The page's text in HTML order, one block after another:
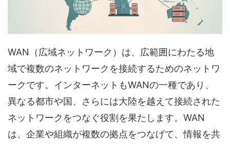
WAN（広域ネットワーク）は、広範囲にわたる地
域で複数のネットワークを接続するためのネットワ
ークです。インターネットもWANの一種であり、
異なる都市や国、さらには大陸を越えて接続された
ネットワークをつなぐ役割を果たします。WAN
は、企業や組織が複数の拠点をつなげて、情報を共